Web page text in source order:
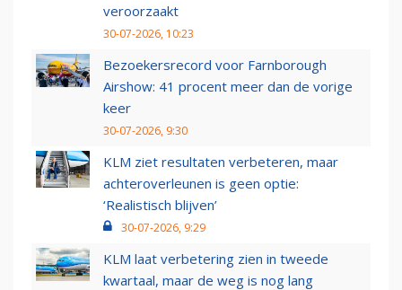
veroorzaakt
30-07-2026, 10:23
Bezoekersrecord voor Farnborough
Airshow: 41 procent meer dan de vorige
keer
30-07-2026, 9:30
KLM ziet resultaten verbeteren, maar
achteroverleunen is geen optie:
‘Realistisch blijven’
30-07-2026, 9:29
KLM laat verbetering zien in tweede
kwartaal, maar de weg is nog lang